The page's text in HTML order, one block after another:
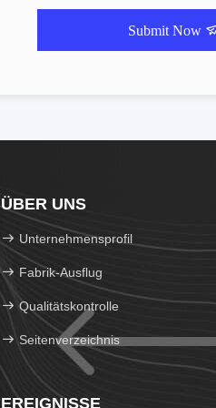
Submit Now
ÜBER UNS
Unternehmensprofil
Fabrik-Ausflug
Qualitätskontrolle
Seitenverzeichnis
EREIGNISSE